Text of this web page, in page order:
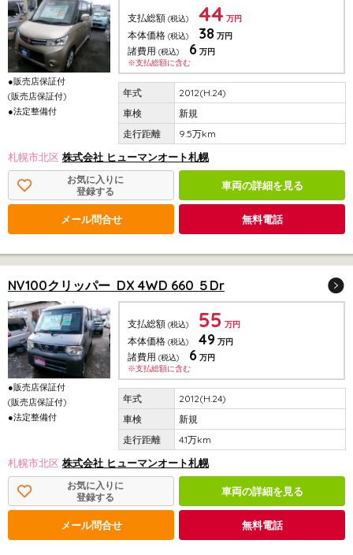
●販売店保証付
(販売店保証付)
●法定整備付
支払総額 (税込) 44 万円
本体価格 (税込) 38 万円
諸費用 (税込) 6 万円
※支払総額に含む
2012(H.24)
新規
9.5万km
札幌市北区 株式会社 ヒューマンオート札幌
お気に入りに
登録する
車両の詳細を見る
メール問合せ 無料電話
NV100クリッパー DX 4WD 660 ５Dr
●販売店保証付
(販売店保証付)
●法定整備付
支払総額 (税込) 55 万円
本体価格 (税込) 49 万円
諸費用 (税込) 6 万円
※支払総額に含む
2012(H.24)
新規
4.1万km
札幌市北区 株式会社 ヒューマンオート札幌
お気に入りに
登録する
車両の詳細を見る
メール問合せ 無料電話